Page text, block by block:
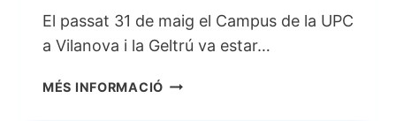
El passat 31 de maig el Campus de la UPC
a Vilanova i la Geltrú va estar…
MÉS INFORMACIÓ TROBADA